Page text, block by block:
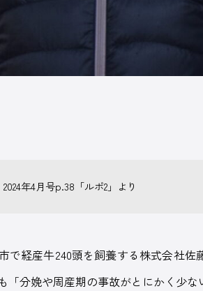
リシー
年4月号p.38「ルポ2」より
で経産牛240頭を飼養する株式会社
「分娩や周産期の事故がとにかく少